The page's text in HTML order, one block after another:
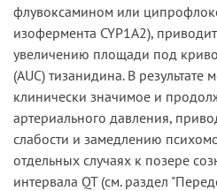
флувоксамином или
изофермента CYP1A2),
увеличению площади под
(AUC) тизанидина. В результате
клинически значимое и
артериального давления,
слабости и замедлению
отдельных случаях к позере
интервала QT (см. раздел